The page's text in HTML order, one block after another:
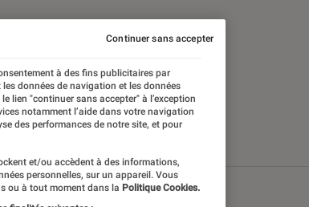
à des fins publicitaires par
données de navigation et les données
lien "continuer sans accepter" à l’exception
notamment l’aide dans votre navigation
des performances de notre site, et pour
et/ou accèdent à des informations,
personnelles, sur un appareil. Vous
ou à tout moment dans la Politique Cookies.
Continuer sans accepter